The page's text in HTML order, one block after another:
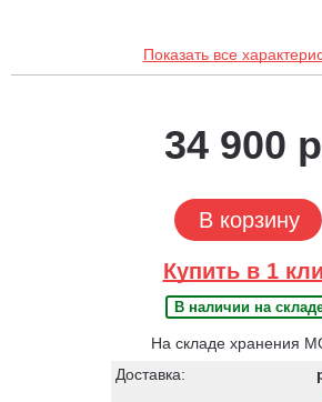
Показать все
34 900
В корзину
Купить в 1
В наличии на
На складе хранения
Доставка: